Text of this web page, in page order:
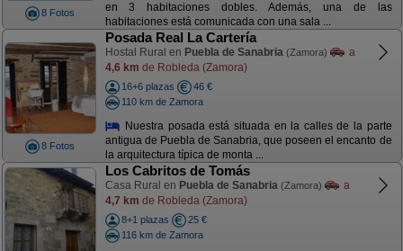
8 Fotos
en 3 habitaciones dobles. Además, una de las
habitaciones está comunicada con una sala ...
8 Fotos
Posada Real La Cartería
Hostal Rural en Puebla de Sanabria (Zamora)
a
4,6 km de Robleda (Zamora)
16+6 plazas
46 €
110 km de Zamora
Nuestra posada está situada en la calles de la parte
antigua de Puebla de Sanabria, que poseen el encanto de
la arquitectura típica de monta ...
Los Cabritos de Tomás
Casa Rural en Puebla de Sanabria (Zamora)
a
4,7 km de Robleda (Zamora)
8+1 plazas
25 €
116 km de Zamora